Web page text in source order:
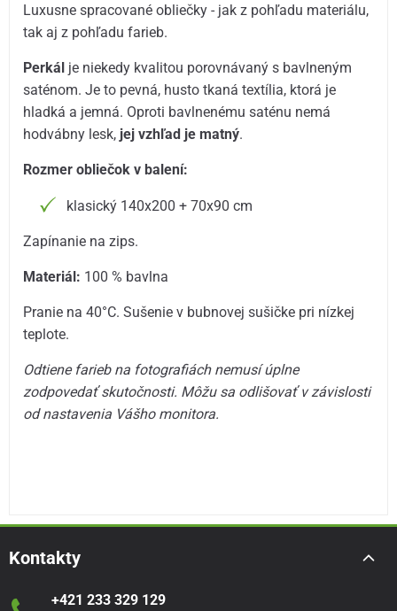
Luxusne spracované obliečky - jak z pohľadu materiálu,
tak aj z pohľadu farieb.
Perkál je niekedy kvalitou porovnávaný s bavlneným
saténom. Je to pevná, husto tkaná textília, ktorá je
hladká a jemná. Oproti bavlnenému saténu nemá
hodvábny lesk, jej vzhľad je matný.
Rozmer obliečok v balení:
klasický 140x200 + 70x90 cm
Zapínanie na zips.
Materiál: 100 % bavlna
Pranie na 40°C. Sušenie v bubnovej sušičke pri nízkej
teplote.
Odtiene farieb na fotografiách nemusí úplne
zodpovedať skutočnosti. Môžu sa odlišovať v závislosti
od nastavenia Vášho monitora.
Kontakty
+421 233 329 129